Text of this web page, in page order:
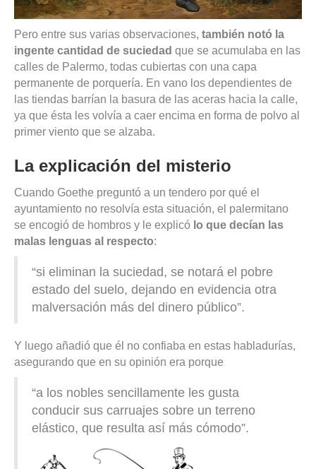
Pero entre sus varias observaciones, también notó la
ingente cantidad de suciedad que se acumulaba en las
calles de Palermo, todas cubiertas con una capa
permanente de porquería. En vano los dependientes de
las tiendas barrían la basura de las aceras hacia la calle,
ya que ésta les volvía a caer encima en forma de polvo al
primer viento que se alzaba.
La explicación del misterio
Cuando Goethe preguntó a un tendero por qué el
ayuntamiento no resolvía esta situación, el palermitano
se encogió de hombros y le explicó lo que decían las
malas lenguas al respecto:
“si eliminan la suciedad, se notará el pobre
estado del suelo, dejando en evidencia otra
malversación más del dinero público”.
Y luego añadió que él no confiaba en estas habladurías,
asegurando que en su opinión era porque
“a los nobles sencillamente les gusta
conducir sus carruajes sobre un terreno
elástico, que resulta así más cómodo”.